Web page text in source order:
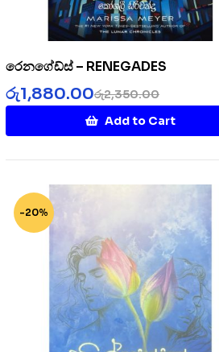
රෙනගේඩ්ස් – RENEGADES
රු2,350.00
රු1,880.00
Add to Cart
-20%